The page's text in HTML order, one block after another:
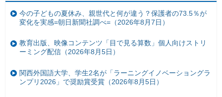
今の子どもの夏休み、親世代と何が違う？保護者の73.5％が
変化を実感=朝日新聞社調べ=（2026年8月7日）
教育出版、映像コンテンツ「目で見る算数」個人向けストリ
ーミング配信（2026年8月5日）
関西外国語大学、学生2名が「ラーニングイノベーショングラ
ンプリ2026」で奨励賞受賞（2026年8月5日）